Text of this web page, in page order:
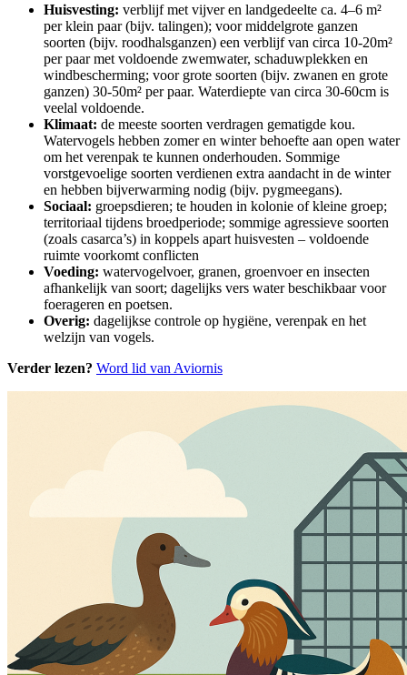
Huisvesting: verblijf met vijver en landgedeelte ca. 4–6 m²
per klein paar (bijv. talingen); voor middelgrote ganzen
soorten (bijv. roodhalsganzen) een verblijf van circa 10-20m²
per paar met voldoende zwemwater, schaduwplekken en
windbescherming; voor grote soorten (bijv. zwanen en grote
ganzen) 30-50m² per paar. Waterdiepte van circa 30-60cm is
veelal voldoende.
Klimaat: de meeste soorten verdragen gematigde kou.
Watervogels hebben zomer en winter behoefte aan open water
om het verenpak te kunnen onderhouden. Sommige
vorstgevoelige soorten verdienen extra aandacht in de winter
en hebben bijverwarming nodig (bijv. pygmeegans).
Sociaal: groepsdieren; te houden in kolonie of kleine groep;
territoriaal tijdens broedperiode; sommige agressieve soorten
(zoals casarca’s) in koppels apart huisvesten – voldoende
ruimte voorkomt conflicten
Voeding: watervogelvoer, granen, groenvoer en insecten
afhankelijk van soort; dagelijks vers water beschikbaar voor
foerageren en poetsen.
Overig: dagelijkse controle op hygiëne, verenpak en het
welzijn van vogels.
Verder lezen? Word lid van Aviornis